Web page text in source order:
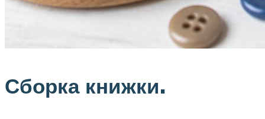
Сборка книжки.